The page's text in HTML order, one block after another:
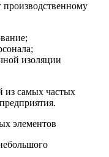
изоляции
из самых частых
элементов